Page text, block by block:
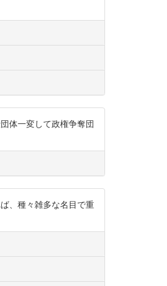
体一変して政権争奪団
、種々雑多な名目で重